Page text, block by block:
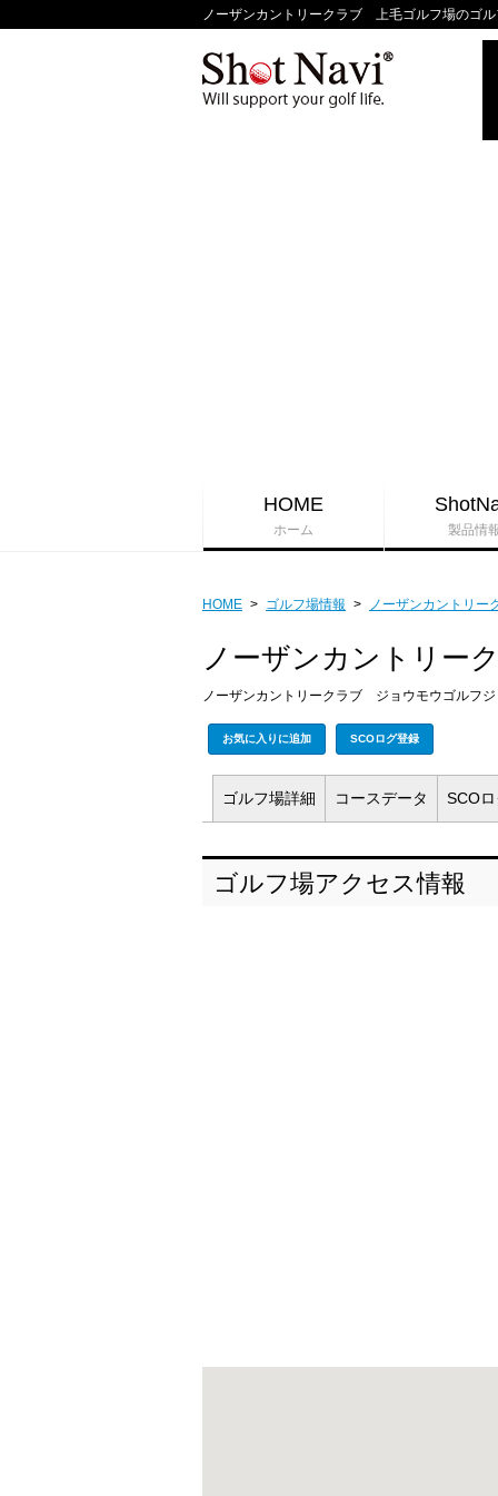
ノーザンカントリークラブ 上毛ゴルフ場のゴ
HOME
ホーム 製品情
HOME > ゴルフ場情報 > ノーザンカントリ
ノーザンカントリー
ノーザンカントリークラブ ジョウモウゴルフジ
お気に入りに追加 SCOログ登録
ゴルフ場詳細 コースデータ SCO
ゴルフ場アクセス情報